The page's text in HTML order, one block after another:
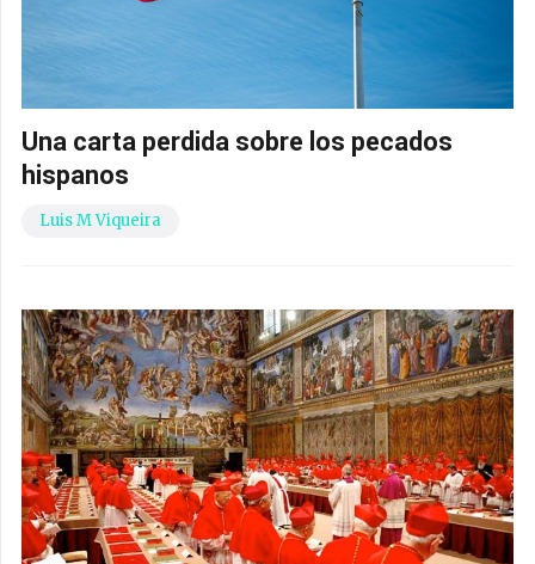
Una carta perdida sobre los pecados
hispanos
Luis M Viqueira